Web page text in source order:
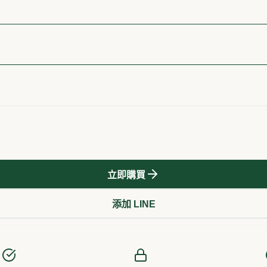
立即購買
添加 LINE